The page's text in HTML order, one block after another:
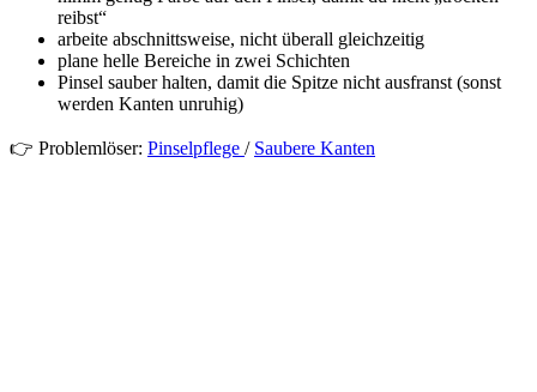
reibst“
arbeite abschnittsweise, nicht überall gleichzeitig
plane helle Bereiche in zwei Schichten
Pinsel sauber halten, damit die Spitze nicht ausfranst (sonst
werden Kanten unruhig)
👉 Problemlöser: Pinselpflege / Saubere Kanten